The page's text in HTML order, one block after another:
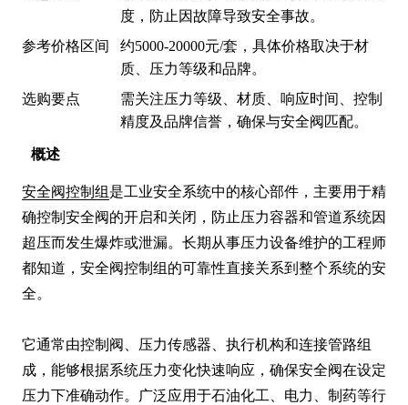
概述
安全阀控制组 是工业安全系统中的核心部件，主要用于精
确控制安全阀的开启和关闭，防止压力容器和管道系统因
超压而发生爆炸或泄漏。长期从事压力设备维护的工程师
都知道，安全阀控制组的可靠性直接关系到整个系统的安
全。
它通常由控制阀、压力传感器、执行机构和连接管路组
成，能够根据系统压力变化快速响应，确保安全阀在设定
压力下准确动作。广泛应用于石油化工、电力、制药等行
度，防止因故障导致安全事故。
参考价格区间
约5000-20000元/套，具体价格取决于材
质、压力等级和品牌。
选购要点
需关注压力等级、材质、响应时间、控制
精度及品牌信誉，确保与安全阀匹配。